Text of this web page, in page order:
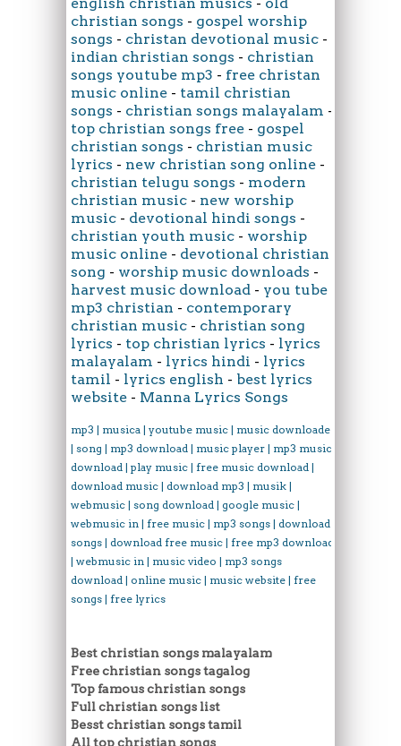
christian songs - gospel worship
songs - christan devotional music -
indian christian songs - christian
songs youtube mp3 - free christan
music online - tamil christian
songs - christian songs malayalam -
top christian songs free - gospel
christian songs - christian music
lyrics - new christian song online -
christian telugu songs - modern
christian music - new worship
music - devotional hindi songs -
christian youth music - worship
music online - devotional christian
song - worship music downloads -
harvest music download - you tube
mp3 christian - contemporary
christian music - christian song
lyrics - top christian lyrics - lyrics
malayalam - lyrics hindi - lyrics
tamil - lyrics english - best lyrics
website - Manna Lyrics Songs
mp3 | musica | youtube music | music downloader
| song | mp3 download | music player | mp3 music
download | play music | free music download |
download music | download mp3 | musik |
webmusic | song download | google music |
webmusic in | free music | mp3 songs | download
songs | download free music | free mp3 download
| webmusic in | music video | mp3 songs
download | online music | music website | free
songs | free lyrics
Best christian songs malayalam
Free christian songs tagalog
Top famous christian songs
Full christian songs list
Besst christian songs tamil
All top christian songs